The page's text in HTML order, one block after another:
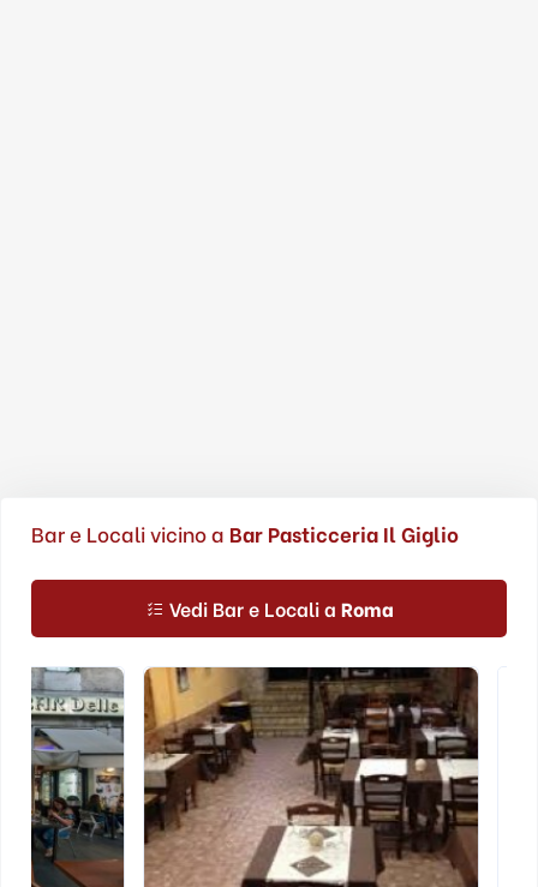
Bar e Locali vicino a Bar Pasticceria Il Giglio
Vedi Bar e Locali a Roma